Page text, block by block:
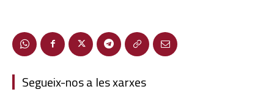
Segueix-nos a les xarxes